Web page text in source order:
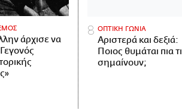
άρχισε να
ΟΠΤΙΚΗ ΓΩΝΙΑ
Αριστερά και δεξιά:
Ποιος θυμάται πια τι
σημαίνουν;